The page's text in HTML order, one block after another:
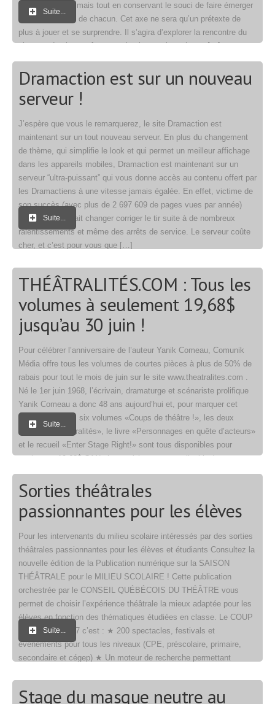
avec le chant… mais tout en conservant le souci de faire émerger
et vivre le clown de chacun. Cet axe ne sera qu’un prétexte de
plus à jouer et se surprendre. Il s’agira d’explorer la rencontre du
clown et du chant même pour le clown qui ne chante […]
Suite...
Dramaction est sur un nouveau
serveur !
J’espère que vous le remarquerez, le site Dramaction est
maintenant sur un tout nouveau serveur. En plus du changement
de thème, qui simplifie le look et qui permet un meilleur affichage
dans les appareils mobiles, Dramaction est maintenant sur un
serveur “ultra-puissant” qui vous donne accès au contenu offert par
les Dramactiens à une vitesse jamais égalée. En effet, victime de
son succès (avec plus de 2 697 609 de pages vues par année)
Dramaction devait changer corriger le tir suite à de nombreux
ralentissements et même des arrêts de service. Le serveur coûte
cher, et c’est pour vous que […]
Suite...
THÉÂTRALITÉS.COM : Tous les
volumes à seulement 19,68$
jusqu’au 30 juin !
Pour célébrer l’anniversaire de l’auteur Yanik Comeau, Comunik
Média offre tous les volumes de courtes pièces à plus de 50% de
rabais pour tout le mois de juin sur le site www.theatralites.com .
Né le 1er juin 1968, l’écrivain, dramaturge et scénariste prolifique
Yanik Comeau a donc 48 ans aujourd’hui et, pour marquer cet
anniversaire, les six volumes «Coups de théâtre !», les deux
volumes «Théâtralités», le livre «Personnages en quête d’acteurs»
et le recueil «Enter Stage Right!» sont tous disponibles pour
seulement 19,68$ CAN chacun (plus taxes applicables) pour tout
le mois de juin, une réduction de plus de […]
Suite...
Sorties théâtrales
passionnantes pour les élèves
Pour les intervenants du milieu scolaire intéressés par des sorties
théâtrales passionnantes pour les élèves et étudiants Consultez la
nouvelle édition de la Publication numérique sur la SAISON
THÉÂTRALE pour le MILIEU SCOLAIRE ! Cette publication
orchestrée par le CONSEIL QUÉBÉCOIS DU THÉÂTRE vous
permet de choisir l’expérience théâtrale la mieux adaptée pour les
élèves en fonction des thématiques étudiées en classe. Le COUP
D’ŒIL 2016-2017 c’est : ★ 200 spectacles, festivals et
événements pour tous les niveaux (CPE, préscolaire, primaire,
secondaire et cégep) ★ Un moteur de recherche permettant
d’adresser vos choix de […]
Suite...
Stage du masque neutre au